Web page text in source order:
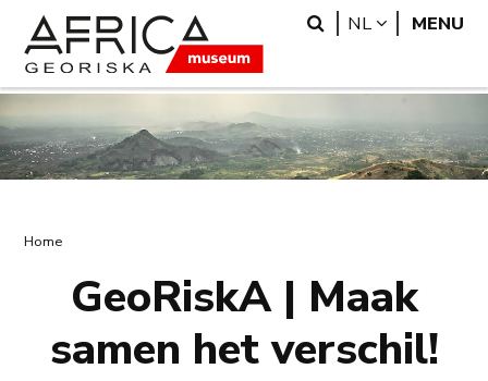
Overslaan
naar
de
inhoud
gaan
search
Search
NL LANGUAGE
MENU
Kruimelpad
Home
GeoRiskA | Maak
samen het verschil!